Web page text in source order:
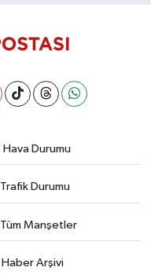
Hava Durumu
Trafik Durumu
Tüm Manşetler
Haber Arşivi